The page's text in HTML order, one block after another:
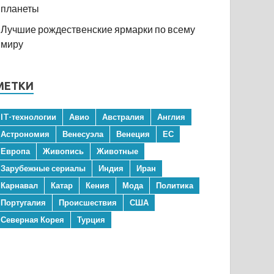
планеты
Лучшие рождественские ярмарки по всему
миру
IT-технологии Авио Австралия
Англия
Астрономия
Венесуэла Венеция
ЕС
Европа
Живопись
Животные
Зарубежные сериалы
Индия
Иран
Карнавал
Катар Кения Мода
Политика
Португалия
Происшествия
США
Северная Корея
Турция